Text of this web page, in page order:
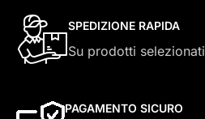
SPEDIZIONE RAPIDA
Su prodotti selezionati
PAGAMENTO SICURO